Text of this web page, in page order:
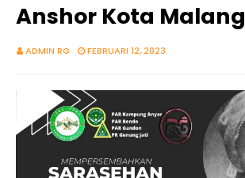
Anshor Kota Malang
ADMIN RG FEBRUARI 12, 2023